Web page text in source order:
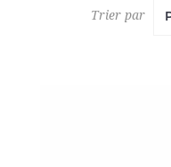
Trier par